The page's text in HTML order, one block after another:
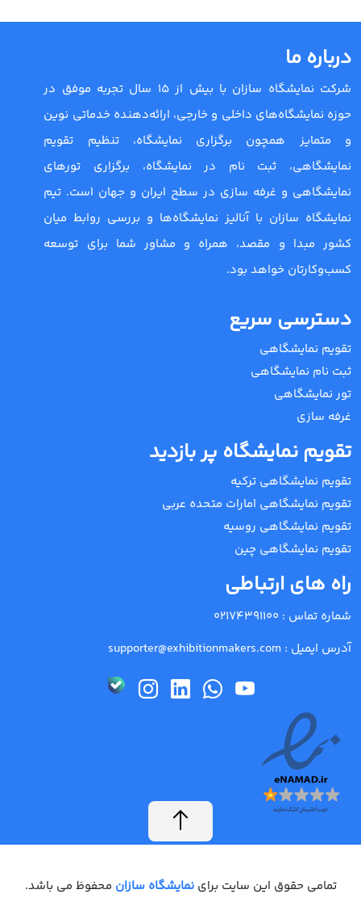
درباره ما
شرکت نمایشگاه سازان با بیش از 15 سال تجربه موفق در
حوزه نمایشگاه‌های داخلی و خارجی، ارائه‌دهنده خدماتی نوین
و متمایز همچون برگزاری نمایشگاه، تنظیم تقویم
نمایشگاهی، ثبت نام در نمایشگاه، برگزاری تورهای
نمایشگاهی و غرفه سازی در سطح ایران و جهان است. تیم
نمایشگاه سازان با آنالیز نمایشگاه‌ها و بررسی روابط میان
کشور مبدا و مقصد، همراه و مشاور شما برای توسعه
کسب‌وکارتان خواهد بود.
دسترسی سریع
تقویم نمایشگاهی
ثبت نام نمایشگاهی
تور نمایشگاهی
غرفه سازی
تقویم نمایشگاه پر بازدید
تقویم نمایشگاهی ترکیه
تقویم نمایشگاهی امارات متحده عربی
تقویم نمایشگاهی روسیه
تقویم نمایشگاهی چین
راه های ارتباطی
شماره تماس : 02174391100
آدرس ایمیل : supporter@exhibitionmakers.com
تمامی حقوق این سایت براینمایشگاه سازان محفوظ می باشد.